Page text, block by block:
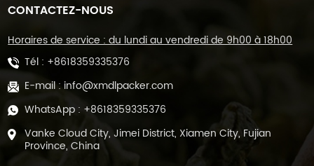
CONTACTEZ-NOUS
Horaires de service : du lundi au vendredi de 9h00 à 18h00
Tél : +8618359335376
E-mail : info@xmdlpacker.com
WhatsApp : +8618359335376
Vanke Cloud City, Jimei District, Xiamen City, Fujian
Province, China